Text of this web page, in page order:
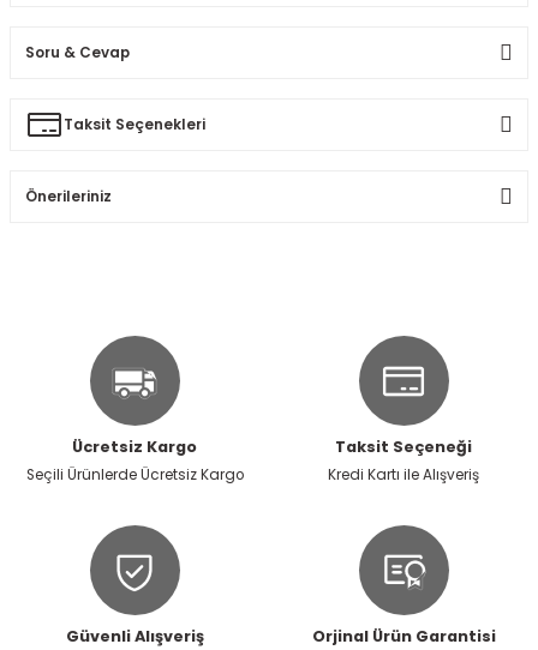
Soru & Cevap
Taksit Seçenekleri
Önerileriniz
Ürün resmi kalitesiz, bozuk veya görüntülenemiyor.
Ürün açıklamasında eksik bilgiler bulunuyor.
Ürün bilgilerinde hatalar bulunuyor.
Ürün fiyatı diğer sitelerden daha pahalı.
Ücretsiz Kargo
Seçili Ürünlerde Ücretsiz Kargo
Taksit Seçeneği
Kredi Kartı ile Alışveriş
Güvenli Alışveriş Orjinal Ürün Garantisi